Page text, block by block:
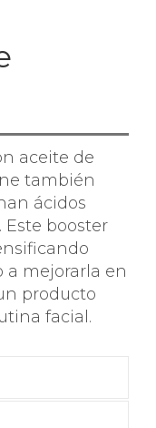
aceite de
también
ácidos
Este booster
a mejorarla en
producto
facial.